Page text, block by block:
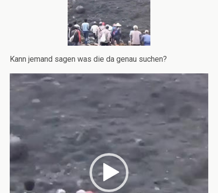
Kann jemand sagen was die da genau suchen?
Video-
Player